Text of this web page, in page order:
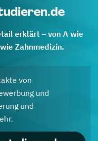
erklärt – von A wie
Zahnmedizin.
von
und
und